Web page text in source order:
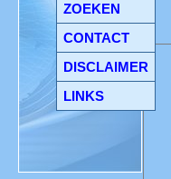
ZOEKEN
CONTACT
DISCLAIMER
LINKS